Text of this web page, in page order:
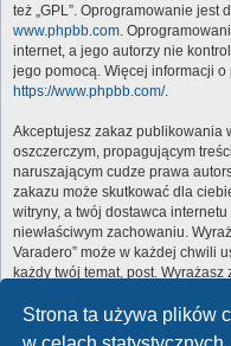
Strona ta używa plików
też „GPL”. Oprogramowanie jest
www.phpbb.com.
internet, a jego autorzy nie
jego pomocą. Więcej informacji
https://www.phpbb.com/.
Akceptujesz zakaz publikowania
oszczerczym, propagującym
naruszającym cudze prawa
zakazu może skutkować dla
witryny, a twój dostawca
niewłaściwym zachowaniu.
Varadero” może w każdej chwili
każdy twój temat, post.
przez ciebie informacji w naszej
przekazywane nikomu bez
phpBB nie ponosi